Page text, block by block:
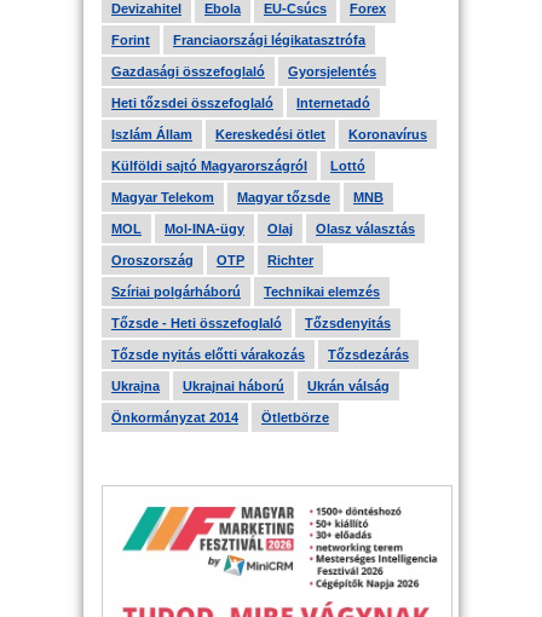
Devizahitel Ebola EU-Csúcs Forex
Forint Franciaországi légikatasztrófa
Gazdasági összefoglaló Gyorsjelentés
Heti tőzsdei összefoglaló Internetadó
Iszlám Állam Kereskedési ötlet Koronavírus
Külföldi sajtó Magyarországról Lottó
Magyar Telekom Magyar tőzsde MNB
MOL Mol-INA-ügy Olaj Olasz választás
Oroszország OTP Richter
Szíriai polgárháború Technikai elemzés
Tőzsde - Heti összefoglaló Tőzsdenyitás
Tőzsde nyitás előtti várakozás Tőzsdezárás
Ukrajna Ukrajnai háború Ukrán válság
Önkormányzat 2014 Ötletbörze